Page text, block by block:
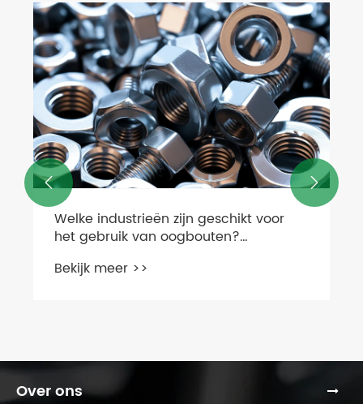
Aangepaste boutproductie - Waar
moet op worden gelet bij de
verwerking van precisie-
hardwareonderdelen?
Bekijk meer >>
 
Over ons